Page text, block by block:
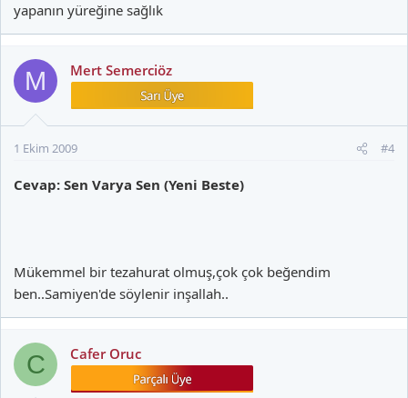
yapanın yüreğine sağlık
M Mert Semerciöz
1 Ekim 2009 #4
Cevap: Sen Varya Sen (Yeni Beste)
Mükemmel bir tezahurat olmuş,çok çok beğendim
ben..Samiyen'de söylenir inşallah..
C Cafer Oruc